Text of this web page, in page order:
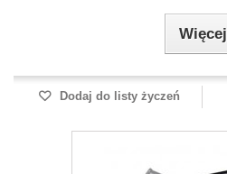
Więcej
Dodaj do listy życzeń